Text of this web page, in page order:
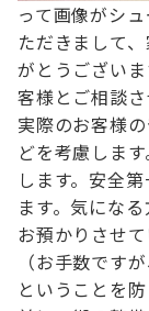
って画像がシ
ただきまして
がとうござい
客様とご相談
実際のお客様
どを考慮します
します。安全第
ます。気になる
お預かりさせ
（お手数です
ということを